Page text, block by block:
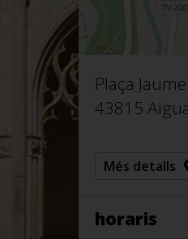
Plaça
43815
Més detalls
horaris